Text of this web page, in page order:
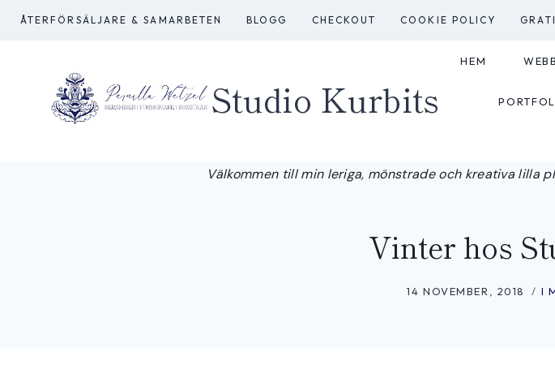
Skip
ÅTERFÖRSÄLJARE & SAMARBETEN BLOGG CHECKOUT COOKIE POLICY
Studio Kurbits
HEM
Välkommen till min leriga, mönstrade och kreativa lilla
Vinter hos
14 NOVEMBER, 2018 I